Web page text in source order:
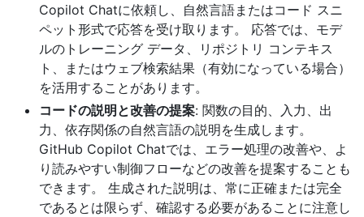
Copilot Chatに依頼し、自然言語またはコード スニ
ペット形式で応答を受け取ります。 応答では、モデ
ルのトレーニング データ、リポジトリ コンテキス
ト、またはウェブ検索結果（有効になっている場合）
を活用することがあります。
コードの説明と改善の提案: 関数の目的、入力、出
力、依存関係の自然言語の説明を生成します。
GitHub Copilot Chatでは、エラー処理の改善や、よ
り読みやすい制御フローなどの改善を提案することも
できます。 生成された説明は、常に正確または完全
であるとは限らず、確認する必要があることに注意し